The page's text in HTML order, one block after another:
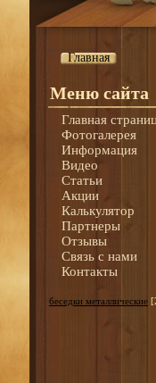
Главная
Меню сайта
Главная
Фотогалерея
Информация
Видео
Статьи
Акции
Калькулятор
Партнеры
Отзывы
Связь с нами
Контакты
беседки металлические